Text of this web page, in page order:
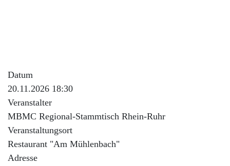
Datum
20.11.2026 18:30
Veranstalter
MBMC Regional-Stammtisch Rhein-Ruhr
Veranstaltungsort
Restaurant "Am Mühlenbach"
Adresse